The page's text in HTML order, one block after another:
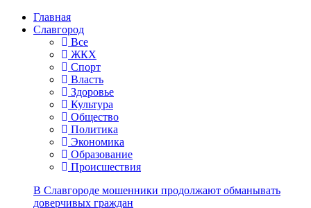
Главная
Славгород
Все
ЖКХ
Спорт
Власть
Здоровье
Культура
Общество
Политика
Экономика
Образование
Происшествия
В Славгороде мошенники продолжают обманывать
доверчивых граждан